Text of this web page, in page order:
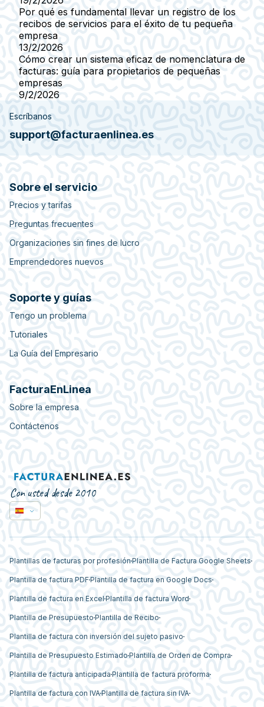
Por qué es fundamental llevar un registro de los
recibos de servicios para el éxito de tu pequeña
empresa
13/2/2026
Cómo crear un sistema eficaz de nomenclatura de
facturas: guía para propietarios de pequeñas
empresas
9/2/2026
Escríbanos
support@facturaenlinea.es
Sobre el servicio
Precios y tarifas
Preguntas frecuentes
Organizaciones sin fines de lucro
Emprendedores nuevos
Soporte y guías
Tengo un problema
Tutoriales
La Guía del Empresario
FacturaEnLinea
Sobre la empresa
Contáctenos
Con usted desde 2010
Plantillas de facturas por profesión Plantilla de Factura Google Sheets
Plantilla de factura PDFPlantilla de factura en Google Docs
Plantilla de factura en Excel Plantilla de factura Word
Plantilla de Presupuesto Plantilla de Recibo
Plantilla de factura con inversión del sujeto pasivo
Plantilla de Presupuesto Estimado Plantilla de Orden de Compra
Plantilla de factura anticipada Plantilla de factura proforma
Plantilla de factura con IVAPlantilla de factura sin IVA